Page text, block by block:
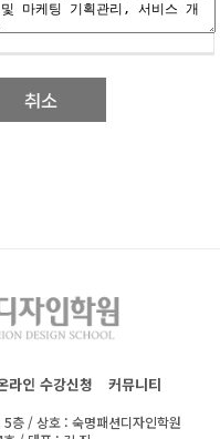
라인 수강신청 커뮤니티
층 / 상호 : 숙명패션디자인학원